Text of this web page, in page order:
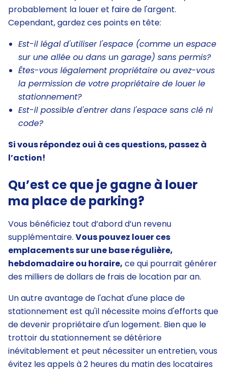
probablement la louer et faire de l'argent.
Cependant, gardez ces points en tête:
Est-il légal d'utiliser l'espace (comme un espace
sur une allée ou dans un garage) sans permis?
Êtes-vous légalement propriétaire ou avez-vous
la permission de votre propriétaire de louer le
stationnement?
Est-il possible d'entrer dans l'espace sans clé ni
code?
Si vous répondez oui à ces questions, passez à
l’action!
Qu’est ce que je gagne à louer
ma place de parking?
Vous bénéficiez tout d’abord d’un revenu
supplémentaire. Vous pouvez louer ces
emplacements sur une base régulière,
hebdomadaire ou horaire, ce qui pourrait générer
des milliers de dollars de frais de location par an.
Un autre avantage de l'achat d'une place de
stationnement est qu'il nécessite moins d'efforts que
de devenir propriétaire d'un logement. Bien que le
trottoir du stationnement se détériore
inévitablement et peut nécessiter un entretien, vous
évitez les appels à 2 heures du matin des locataires